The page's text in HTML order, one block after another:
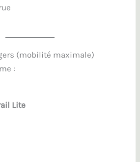
(mobilité maximale)
:
Lite